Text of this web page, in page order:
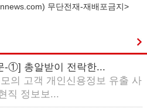
) 무단전재-재배포금지>
-①] 총알받이 전락한...
의 고객 개인신용정보 유출 사
직 정보보...